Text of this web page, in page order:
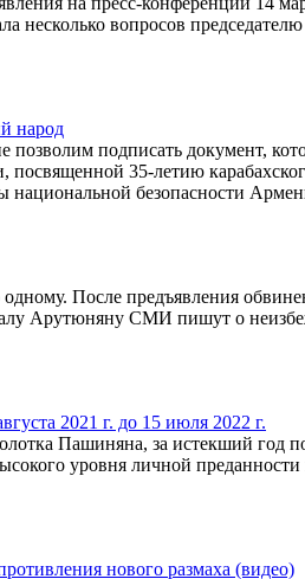
несколько вопросов
народ
подписать документ,
35-летию
безопасности
После предъявления
Арутюняну СМИ пишут о
2021 г. до 15 июля 2022 г.
Пашиняна, за истекший год
уровня личной
нового размаха (видео)